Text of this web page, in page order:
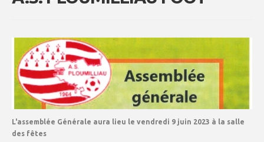
L'assemblée Générale aura lieu le vendredi 9 juin 2023 à la salle
des fêtes